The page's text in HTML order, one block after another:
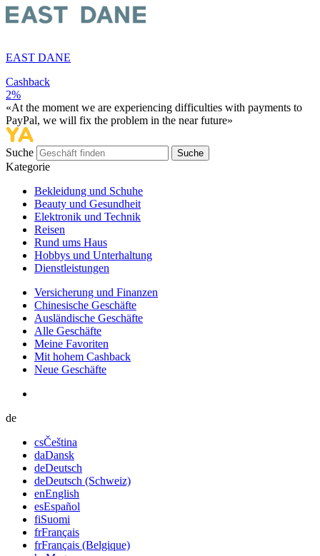
EAST DANE
Cashback
2%
«At the moment we are experiencing difficulties with payments to
PayPal, we will fix the problem in the near future»
Suche Suche
Kategorie
Bekleidung und Schuhe
Beauty und Gesundheit
Elektronik und Technik
Reisen
Rund ums Haus
Hobbys und Unterhaltung
Dienstleistungen
Versicherung und Finanzen
Chinesische Geschäfte
Ausländische Geschäfte
Alle Geschäfte
Meine Favoriten
Mit hohem Cashback
Neue Geschäfte
de
csČeština
daDansk
deDeutsch
deDeutsch (Schweiz)
enEnglish
esEspañol
fiSuomi
frFrançais
frFrançais (Belgique)